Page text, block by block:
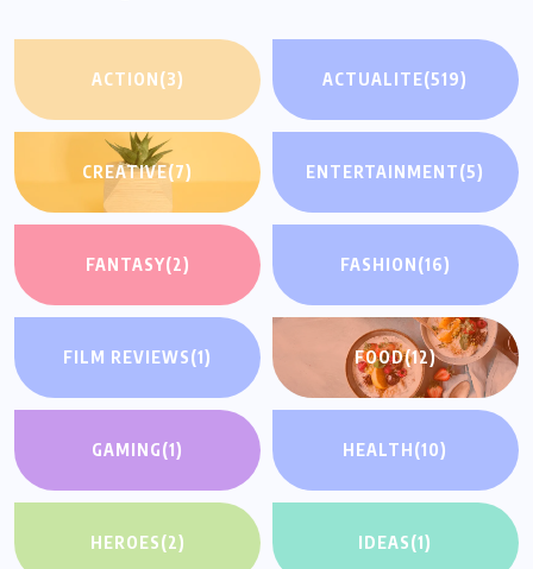
ACTION(3) ACTUALITE(519)
CREATIVE(7) ENTERTAINMENT(5)
FANTASY(2) FASHION(16)
FILM REVIEWS(1) FOOD(12)
GAMING(1) HEALTH(10)
HEROES(2) IDEAS(1)